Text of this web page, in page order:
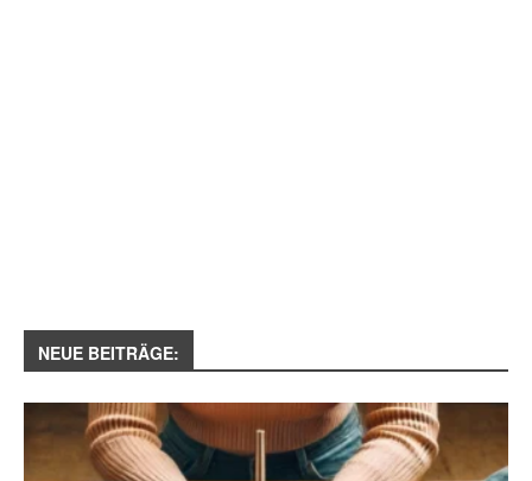
NEUE BEITRÄGE: